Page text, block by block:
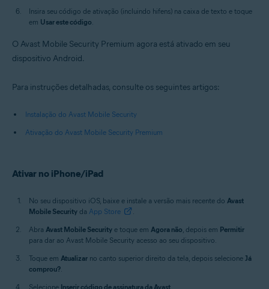
Insira seu código de ativação (incluindo hifens) na caixa de texto e toque
em Usar este código.
O Avast Mobile Security Premium agora está ativado em seu
dispositivo Android.
Para instruções detalhadas, consulte os seguintes artigos:
Instalação do Avast Mobile Security
Ativação do Avast Mobile Security Premium
Ativar no iPhone/iPad
No seu dispositivo iOS, baixe e instale a versão mais recente do Avast
Mobile Security da App Store
.
Abra Avast Mobile Security e toque em Agora não, depois em Permitir
para dar ao Avast Mobile Security acesso ao seu dispositivo.
Toque em Atualizar no canto superior direito da tela, depois selecione Já
comprou?.
Selecione Inserir código de assinatura da Avast